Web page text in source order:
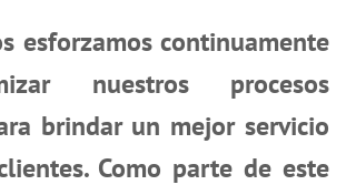
esforzamos continuamente
nuestros procesos
brindar un mejor servicio
Como parte de este